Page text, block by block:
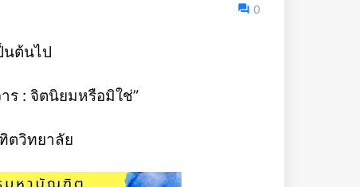
0
นต้นไป
ร : จิตนิยมหรือมิใช่”
วิทยาลัย